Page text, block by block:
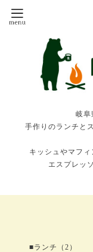
岐阜
手作りのランチと
キッシュやマフィ
エスプレッ
■ランチ（2）